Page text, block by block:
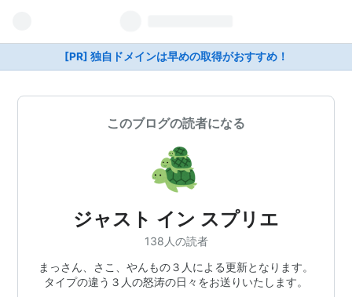
[PR] 独自ドメインは早めの取得がおすすめ！
このブログの読者になる
ジャスト イン スプリエ
138人の読者
まっさん、さこ、やんもの３人による更新となります。
タイプの違う３人の怒涛の日々をお送りいたします。